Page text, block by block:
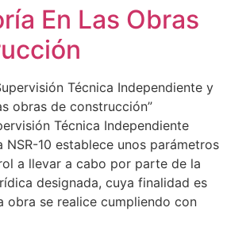
En Las Obras
Técnica Independiente y
obras de construcción”
Técnica Independiente
NSR-10 establece unos parámetros
a llevar a cabo por parte de la
designada, cuya finalidad es
obra se realice cumpliendo con